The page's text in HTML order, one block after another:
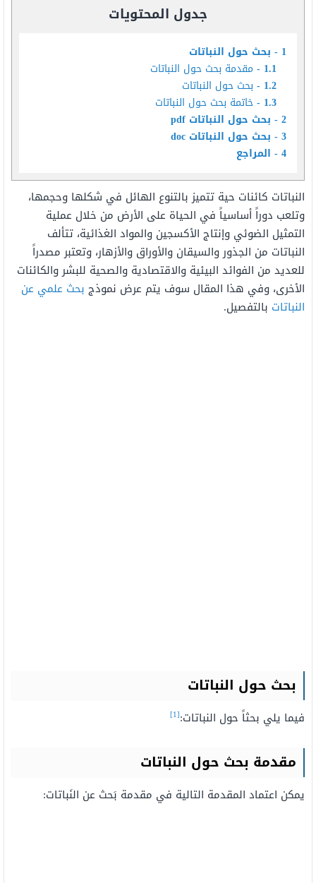
جدول المحتويات
1
بحث حول النباتات
1.1
مقدمة بحث حول النباتات
1.2
بحث حول النباتات
1.3
خاتمة بحث حول النباتات
2 بحث حول النباتات pdf
3 بحث حول النباتات doc
4 المراجع
النباتات كائنات حية تتميز بالتنوع الهائل في شكلها وحجمها،
وتلعب دوراً أساسياً في الحياة على الأرض من خلال عملية
التمثيل الضوئي وإنتاج الأكسجين والمواد الغذائية، تتألف
النباتات من الجذور والسيقان والأوراق والأزهار، وتعتبر مصدراً
للعديد من الفوائد البيئية والاقتصادية والصحية للبشر والكائنات
الأخرى، وفي هذا المقال سوف يتم عرض نموذج بحث علمي عن
النباتات بالتفصيل.
بحث حول النباتات
فيما يلي بحثاً حول النباتات:[1]
مقدمة بحث حول النباتات
يمكن اعتماد المقدمة التالية في مقدمة بَحث عن النَباتات: